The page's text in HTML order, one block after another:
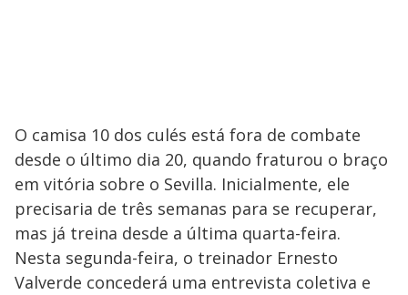
O camisa 10 dos culés está fora de combate
desde o último dia 20, quando fraturou o braço
em vitória sobre o Sevilla. Inicialmente, ele
precisaria de três semanas para se recuperar,
mas já treina desde a última quarta-feira.
Nesta segunda-feira, o treinador Ernesto
Valverde concederá uma entrevista coletiva e